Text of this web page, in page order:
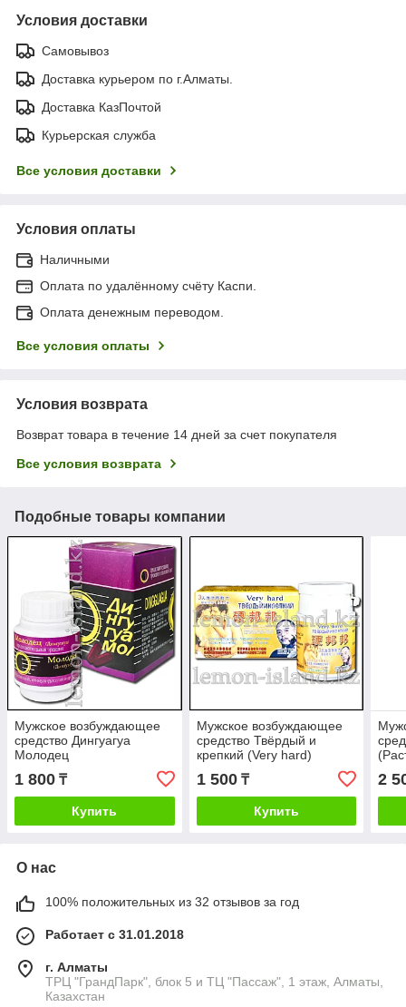
Условия доставки
Самовывоз
Доставка курьером по г.Алматы.
Доставка КазПочтой
Курьерская служба
Все условия доставки
Условия оплаты
Наличными
Оплата по удалённому счёту Каспи.
Оплата денежным переводом.
Все условия оплаты
Условия возврата
Возврат товара в течение 14 дней за счет покупателя
Все условия возврата
Подобные товары компании
Мужское возбуждающее
средство Дингуагуа
Молодец
1 800 ₸
Купить
Мужское возбуждающее
средство Твёрдый и
крепкий (Very hard)
1 500₸
Купить
2
О нас
100% положительных из 32 отзывов за год
Работает с 31.01.2018
г. Алматы
ТРЦ "ГрандПарк", блок 5 и ТЦ "Пассаж", 1 этаж, Алматы,
Казахстан